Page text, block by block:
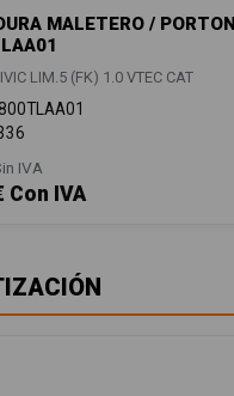
MALETERO / PORTON
LIM.5 (FK) 1.0 VTEC CAT
IVA
Con IVA